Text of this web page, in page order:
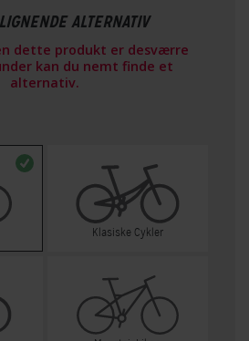
ALTERNATIV
dette produkt er desværre
kan du nemt finde et
alternativ.
Klasiske Cykler